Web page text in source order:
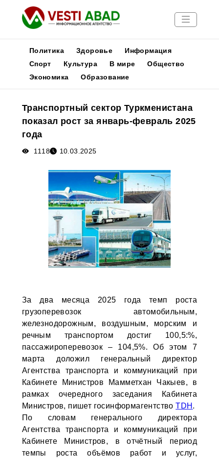
Новости
Медиа
Афиша
Политика Здоровье
Информация
Спорт
Культура В мире
Общество
Экономика
Образование
Транспортный сектор Туркменистана
показал рост за январь-февраль 2025
года
1118 10.03.2025
За два месяца 2025 года темп роста
грузоперевозок автомобильным,
железнодорожным, воздушным, морским и
речным транспортом достиг 100,5:%,
пассажироперевозок – 104,5%. Об этом 7
марта доложил генеральный директор
Агентства транспорта и коммуникаций при
Кабинете Министров Мамметхан Чакыев, в
рамках очередного заседания Кабинета
Министров, пишет госинформагентствоTDH .
По словам генерального директора
Агентства транспорта и коммуникаций при
Кабинете Министров, в отчётный период
темпы роста объёмов работ и услуг,